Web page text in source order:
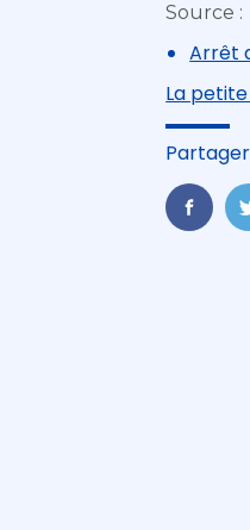
Source :
Arrêt
La